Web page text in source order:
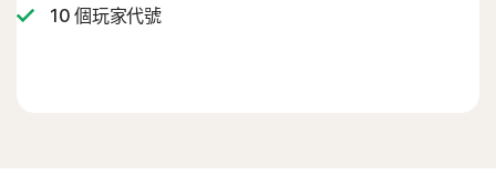
10 個玩家代號